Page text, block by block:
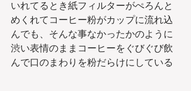
いれてるとき紙フィルターがぺろんと
めくれてコーヒー粉がカップに流れ込
んでも、そんな事なかったかのように
渋い表情のままコーヒーをぐびぐび飲
んで口のまわりを粉だらけにしている